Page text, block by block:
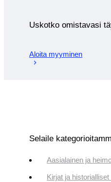
Uskotko omistavasi
Aloita myyminen
Selaile
Aasialainen ja
Kirjat ja